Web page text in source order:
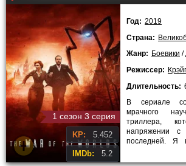
1 сезон 3 серия
KP: 5.452
IMDb: 5.2
Год: 2019
Страна:
Жанр: Боевики /
Режиссер:
Длительность:
В сериале
мрачного
триллера,
напряжении
последней. Я
создатели
атмосферу